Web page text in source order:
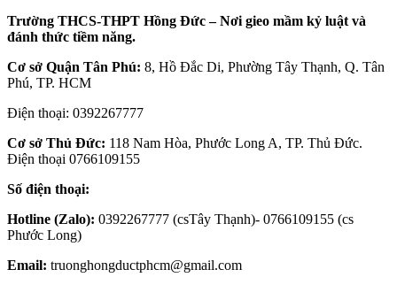
Trường THCS-THPT Hồng Đức – Nơi gieo mầm kỷ luật và
đánh thức tiềm năng.
Cơ sở Quận Tân Phú: 8, Hồ Đắc Di, Phường Tây Thạnh, Q. Tân
Phú, TP. HCM
Điện thoại: 0392267777
Cơ sở Thủ Đức: 118 Nam Hòa, Phước Long A, TP. Thủ Đức.
Điện thoại 0766109155
Số điện thoại:
Hotline (Zalo): 0392267777 (csTây Thạnh)- 0766109155 (cs
Phước Long)
Email: truonghongductphcm@gmail.com